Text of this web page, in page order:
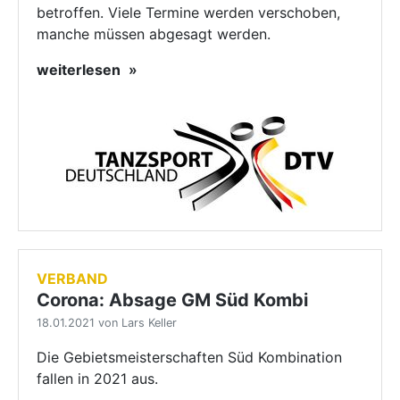
betroffen. Viele Termine werden verschoben,
manche müssen abgesagt werden.
weiterlesen
VERBAND
Corona: Absage GM Süd Kombi
18.01.2021 von Lars Keller
Die Gebietsmeisterschaften Süd Kombination
fallen in 2021 aus.